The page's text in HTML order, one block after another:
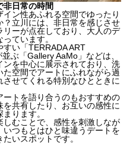
非日常の時間
ン性あふれる空間でゆったり
立川には、非日常を感じさせ
ーが点在しており、大人のデ
ています。
い「TERRADA ART
ぶ「Gallery AaMo」などは、
を中心に展示されており、洗
空間でアートにふれながら過
せてくれる特別なひとときに
ートを語り合うのもおすすめの
共有したり、お互いの感性に
ります。
むことで、感性を刺激しなが
つもとはひと味違うデートを
いスポットです。